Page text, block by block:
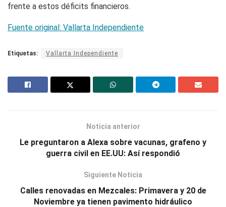
frente a estos déficits financieros.
Fuente original: Vallarta Independiente
Etiquetas: Vallarta Independiente
Noticia anterior
Le preguntaron a Alexa sobre vacunas, grafeno y
guerra civil en EE.UU: Así respondió
Siguiente Noticia
Calles renovadas en Mezcales: Primavera y 20 de
Noviembre ya tienen pavimento hidráulico